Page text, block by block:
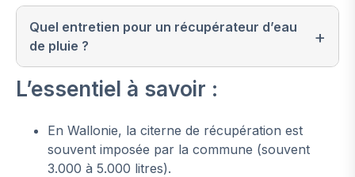
Quel entretien pour un récupérateur d’eau
de pluie ?
L’essentiel à savoir :
En Wallonie, la citerne de récupération est
souvent imposée par la commune (souvent
3.000 à 5.000 litres).